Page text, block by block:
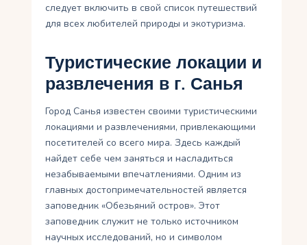
следует включить в свой список путешествий
для всех любителей природы и экотуризма.
Туристические локации и
развлечения в г. Санья
Город Санья известен своими туристическими
локациями и развлечениями, привлекающими
посетителей со всего мира. Здесь каждый
найдет себе чем заняться и насладиться
незабываемыми впечатлениями. Одним из
главных достопримечательностей является
заповедник «Обезьяний остров». Этот
заповедник служит не только источником
научных исследований, но и символом